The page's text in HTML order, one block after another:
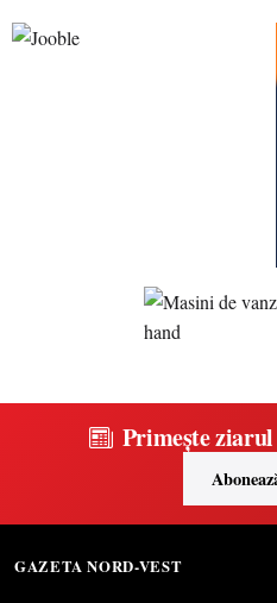
Primește
GAZETA NORD-VEST